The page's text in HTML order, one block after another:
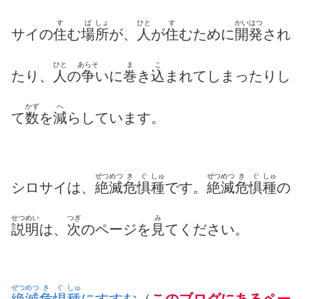
サイの住
す
む場
ば
所
しょ
が、 人
ひと
が住
す
むために開発
かいはつ
され
たり、 人
ひと
の争
あらそ
いに巻
ま
き込
こ
まれてしまったりし
て数
かず
を減
へ
らしています。
シロサイは、 絶滅
ぜつめつ
危
き
惧
ぐ
種
しゅ
です。 絶滅
ぜつめつ
危
き
惧
ぐ
種
しゅ
の
説明
せつめい
は、 次
つぎ
のページを 見
み
てください。
ぜつめつ き ぐ しゅ